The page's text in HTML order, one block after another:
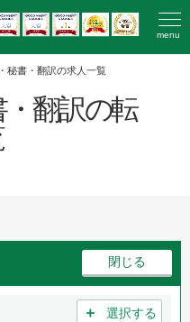
menu
秘書・翻訳の求人一覧
翻訳の転
＋ 選択する